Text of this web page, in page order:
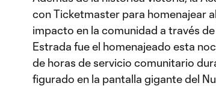
con Ticketmaster para homenajear
impacto en la comunidad a través
Estrada fue el homenajeado esta
de horas de servicio comunitario
figurado en la pantalla gigante del